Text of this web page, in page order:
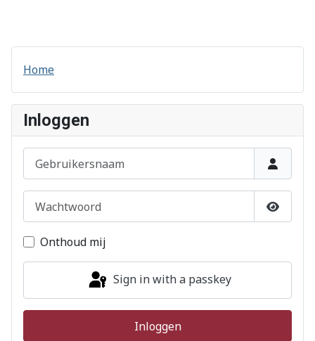
Home
Inloggen
Show
Onthoud mij
Sign in with a passkey
Inloggen